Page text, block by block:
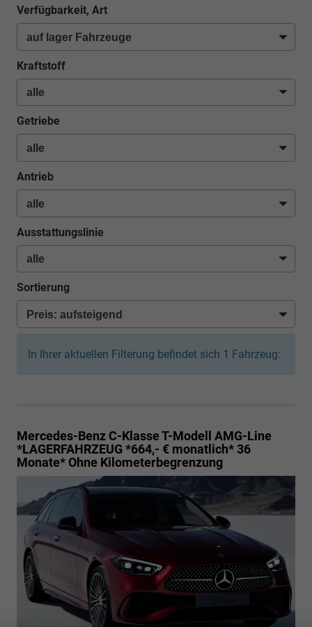
Verfügbarkeit, Art
Kraftstoff
Getriebe
Antrieb
Ausstattungslinie
Sortierung
In Ihrer aktuellen Filterung befindet sich 1 Fahrzeug:
Mercedes-Benz C-Klasse T-Modell AMG-Line
*LAGERFAHRZEUG *664,- € monatlich* 36
Monate* Ohne Kilometerbegrenzung